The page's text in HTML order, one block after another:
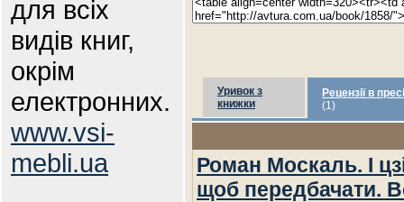
для всіх
видів книг,
окрім
електронних.
www.vsi-
mebli.ua
Уривок з
книжки
Рецензії в пресі
(1)
Роман Москаль. І
щоб передбачати.